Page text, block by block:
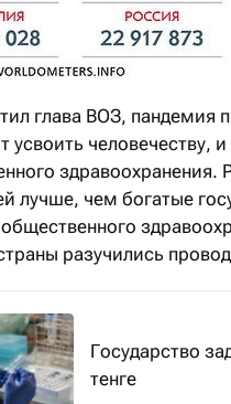
глава ВОЗ, пандемия
усвоить человечеству,
здравоохранения.
лучше, чем богатые
разучились
Государство
тенге